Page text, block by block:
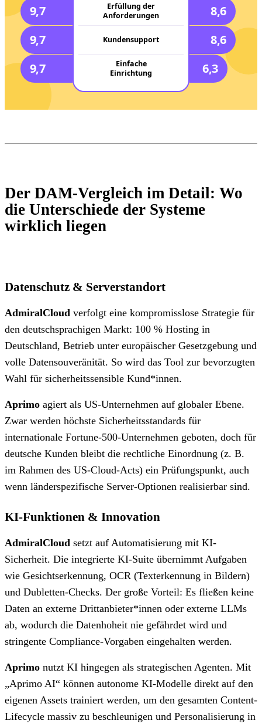
9,7
Erfüllung der
Anforderungen
8,6
9,7
Kundensupport
8,6
9,7
Einfache
Einrichtung
6,3
Der DAM-Vergleich im Detail: Wo
die Unterschiede der Systeme
wirklich liegen
Datenschutz & Serverstandort
AdmiralCloud verfolgt eine kompromisslose Strategie für
den deutschsprachigen Markt: 100 % Hosting in
Deutschland, Betrieb unter europäischer Gesetzgebung und
volle Datensouveränität. So wird das Tool zur bevorzugten
Wahl für sicherheitssensible Kund*innen.
Aprimo agiert als US-Unternehmen auf globaler Ebene.
Zwar werden höchste Sicherheitsstandards für
internationale Fortune-500-Unternehmen geboten, doch für
deutsche Kunden bleibt die rechtliche Einordnung (z. B.
im Rahmen des US-Cloud-Acts) ein Prüfungspunkt, auch
wenn länderspezifische Server-Optionen realisierbar sind.
KI-Funktionen & Innovation
⁠AdmiralCloud setzt auf Automatisierung mit KI-
Sicherheit. Die integrierte KI-Suite übernimmt Aufgaben
wie Gesichtserkennung, OCR (Texterkennung in Bildern)
und Dubletten-Checks. Der große Vorteil: Es fließen keine
Daten an externe Drittanbieter*innen oder externe LLMs
ab, wodurch die Datenhoheit nie gefährdet wird und
stringente Compliance-Vorgaben eingehalten werden.
Aprimo nutzt KI hingegen als strategischen Agenten. Mit
„Aprimo AI“ können autonome KI-Modelle direkt auf den
eigenen Assets trainiert werden, um den gesamten Content-
Lifecycle massiv zu beschleunigen und Personalisierung in